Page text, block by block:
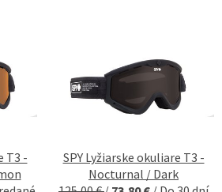
T3 -
SPY Lyžiarske okuliare T3 -
Nocturnal / Dark